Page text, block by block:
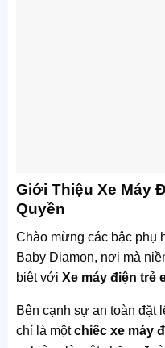
Giới Thiệu Xe Máy
Quyền
Chào mừng các bậc phụ
Baby Diamon, nơi mà
biệt với Xe máy điện trẻ
Bên cạnh sự an toàn đặt
chỉ là mộtchiếc xe máy